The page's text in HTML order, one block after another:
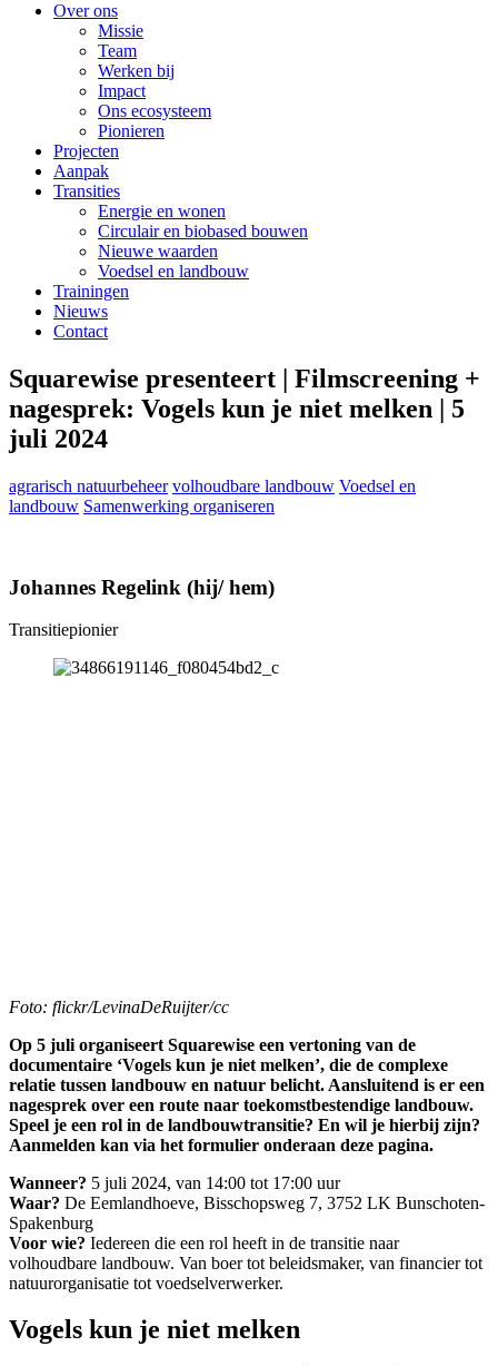
Over ons
Missie
Team
Werken bij
Impact
Ons ecosysteem
Pionieren
Projecten
Aanpak
Transities
Energie en wonen
Circulair en biobased bouwen
Nieuwe waarden
Voedsel en landbouw
Trainingen
Nieuws
Contact
Squarewise presenteert | Filmscreening +
nagesprek: Vogels kun je niet melken | 5
juli 2024
agrarisch natuurbeheer volhoudbare landbouw Voedsel en
landbouw Samenwerking organiseren
Johannes Regelink (hij/ hem)
Transitiepionier
Foto: flickr/LevinaDeRuijter/cc
Op 5 juli organiseert Squarewise een vertoning van de
documentaire ‘Vogels kun je niet melken’, die de complexe
relatie tussen landbouw en natuur belicht. Aansluitend is er een
nagesprek over een route naar toekomstbestendige landbouw.
Speel je een rol in de landbouwtransitie? En wil je hierbij zijn?
Aanmelden kan via het formulier onderaan deze pagina.
Wanneer? 5 juli 2024, van 14:00 tot 17:00 uur
Waar? De Eemlandhoeve, Bisschopsweg 7, 3752 LK Bunschoten-
Spakenburg
Voor wie? Iedereen die een rol heeft in de transitie naar
volhoudbare landbouw. Van boer tot beleidsmaker, van financier tot
natuurorganisatie tot voedselverwerker.
Vogels kun je niet melken